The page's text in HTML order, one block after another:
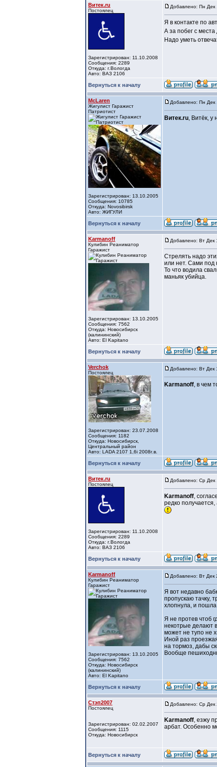
Витек.ru
Постоялец
Зарегистрирован: 11.10.2008
Сообщения: 2289
Откуда: г.Вологда
Авто: ВАЗ 2106
Добавлено: Пн Дек
Я в контакте по
А за побег с
Надо уметь
Вернуться к началу
McLaren
Жигулист Гаражист
Патриотист
Зарегистрирован: 13.10.2005
Сообщения: 10785
Откуда: Novosibirsk
Авто: ЖИГУЛИ
Добавлено: Пн Дек
Витек.ru, Витёк, у
Вернуться к началу
Karmanoff
Кулибин Реаниматор
Гаражист
Зарегистрирован: 13.10.2005
Сообщения: 7562
Откуда: Новосибирск
(калининский)
Авто: El Kapitano
Добавлено: Вт Дек
Стрелять надо
или нет. Сами под
То что водила
маньяк убийца.
Вернуться к началу
Verchok
Постоялец
Зарегистрирован: 23.07.2008
Сообщения: 1182
Откуда: Новосибирск,
Центральный район
Авто: LADA 2107 1,6i 2008г.в.
Добавлено: Вт Дек
Karmanoff, в чем
Вернуться к началу
Витек.ru
Постоялец
Зарегистрирован: 11.10.2008
Сообщения: 2289
Откуда: г.Вологда
Авто: ВАЗ 2106
Добавлено: Ср Дек
Karmanoff,
редко
Вернуться к началу
Karmanoff
Кулибин Реаниматор
Гаражист
Зарегистрирован: 13.10.2005
Сообщения: 7562
Откуда: Новосибирск
(калининский)
Авто: El Kapitano
Добавлено: Вт Дек
Я вот недавно
пропускаю тачку,
хлопнула, и
Я не протев чтоб
некотрые делают
может не тупо не
Иной раз
на тормоз, дабы
Вообще
Вернуться к началу
Стэп2007
Постоялец
Зарегистрирован: 02.02.2007
Сообщения: 1115
Откуда: Новосибирск
Добавлено: Ср Дек
Karmanoff, езжу
арбат. Особенно
Вернуться к началу